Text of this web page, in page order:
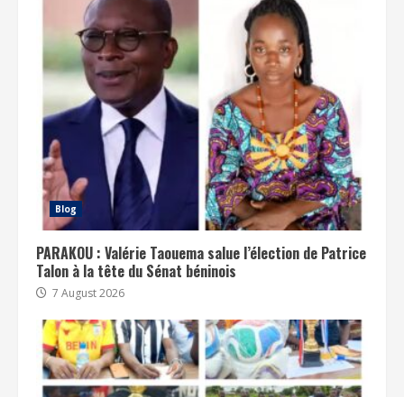
Blog
PARAKOU : Valérie Taouema salue l’élection de Patrice
Talon à la tête du Sénat béninois
7 August 2026